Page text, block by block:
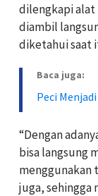
dilengkapi
diambil
diketahui saat
Baca juga:
Peci
“Dengan
bisa langsung
menggunakan
juga, sehingga